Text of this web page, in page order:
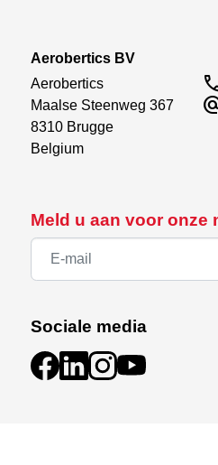
Meld u aan voor onze
Sociale media
Aerobertics BV
Aerobertics
Maalse Steenweg 367
8310 Brugge
Belgium